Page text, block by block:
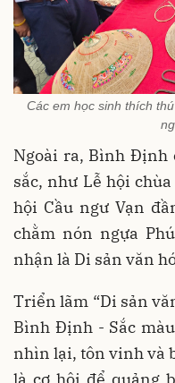
Các em học sinh thích
Ngoài ra, Bình Định
sắc, như Lễ hội
hội Cầu ngư Vạn
chằm nón ngựa
nhận là Di sản văn
Triển lãm “Di sản
Bình Định - Sắc
nhìn lại, tôn vinh và